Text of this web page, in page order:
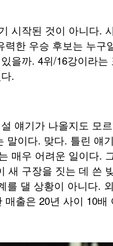
시작된 것이 아니다.
한 우승 후보는 누구
을까. 4위/16강이라
.
얘기가 나올지도 모
말이다. 맞다. 틀린 얘
매우 어려운 일이다.
새 구장을 짓는 데 쓴
를 댈 상황이 아니다.
출은 20년 사이 10배